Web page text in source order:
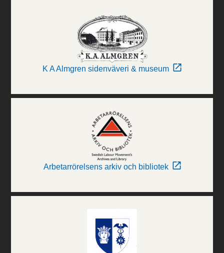
K A Almgren sidenväveri & museum
Arbetarrörelsens arkiv och bibliotek